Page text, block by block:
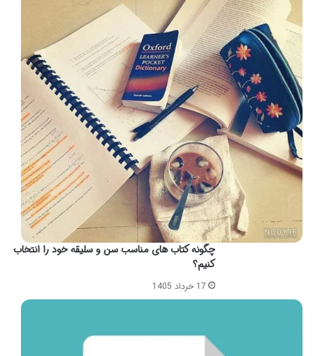
چگونه کتاب های مناسب سن و سلیقه خود را انتخاب
کنیم؟
17 خرداد 1405